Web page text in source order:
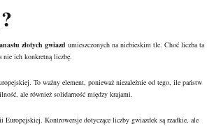
złotych gwiazd umieszczonych na niebieskim tle. Choć liczba ta
nie ich konkretną liczbę.
To ważny element, ponieważ niezależnie od tego, ile państw
ale również solidarność między krajami.
Kontrowersje dotyczące liczby gwiazdek są rzadkie, ale